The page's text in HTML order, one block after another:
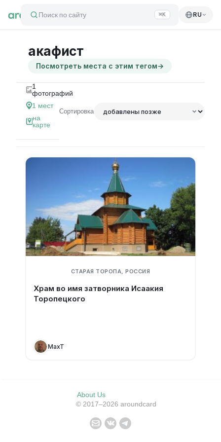
Поиск по сайту ⌘K RU
акафист
Посмотреть места с этим тегом→
1
фотографий
1 мест
на
карте
Сортировка
СТАРАЯ ТОРОПА, РОССИЯ
Храм во имя затворника Исаакия
Торопецкого
MaxT
About Us
© 2017–2026 aroundcard